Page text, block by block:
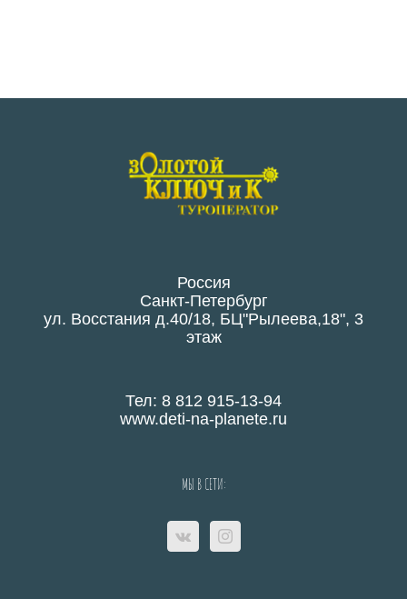
Россия
Санкт-Петербург
ул. Восстания д.40/18, БЦ"Рылеева,18", 3
этаж
Тел: 8 812 915-13-94
www.deti-na-planete.ru
МЫ В СЕТИ: